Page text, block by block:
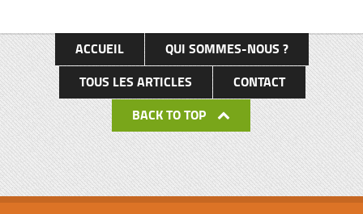
ACCUEIL
QUI SOMMES-NOUS ?
TOUS LES ARTICLES
CONTACT
BACK TO TOP